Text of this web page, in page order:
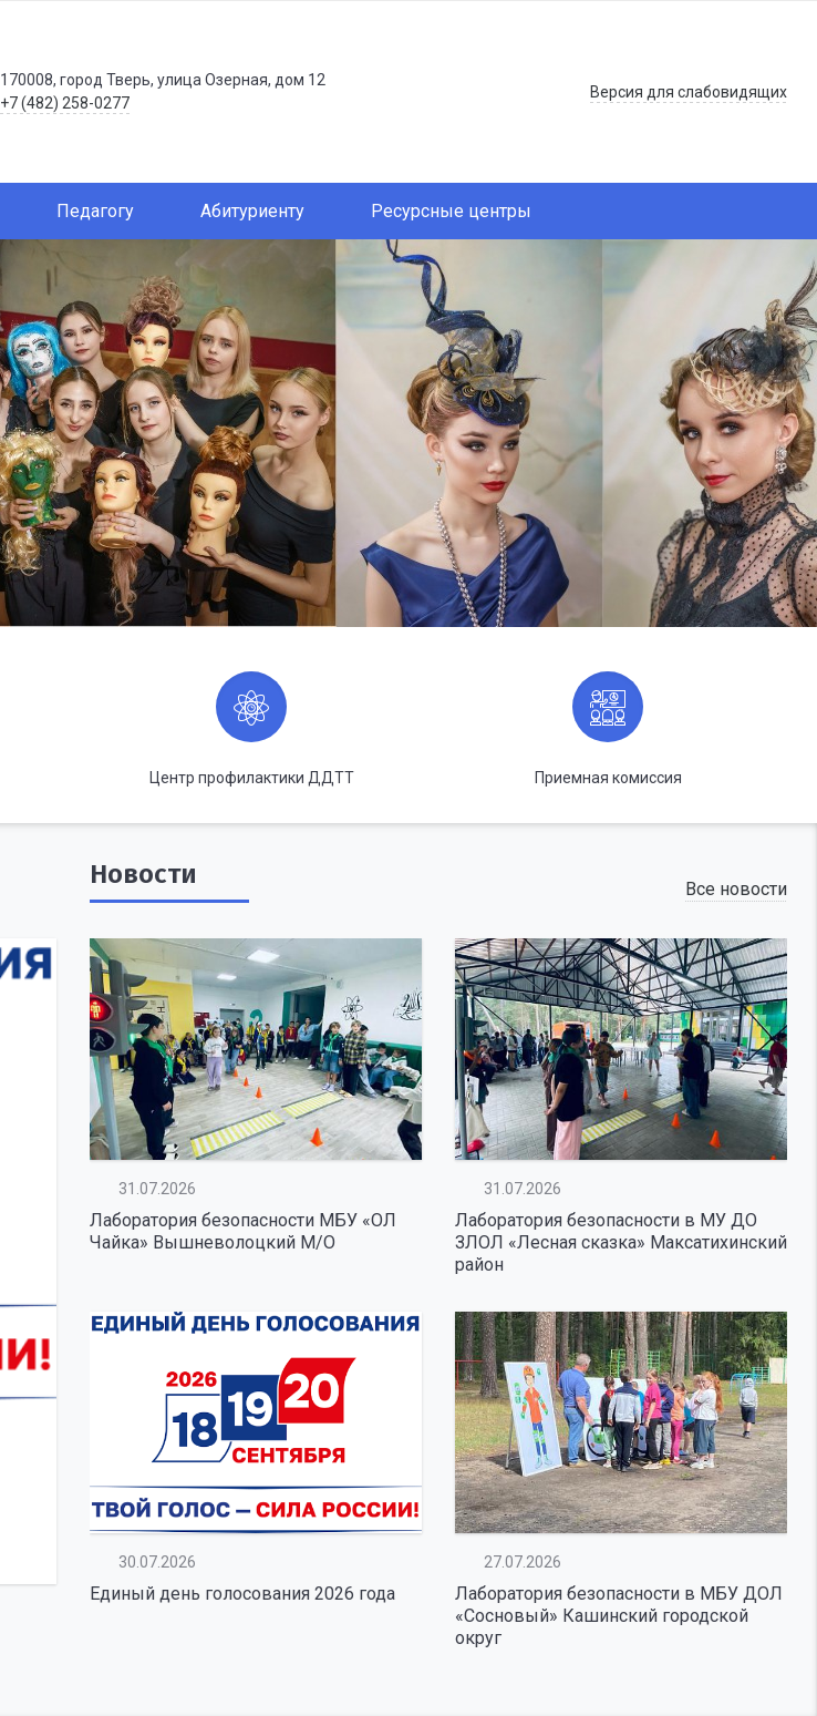
170008, город Тверь, улица Озерная, дом 12
+7 (482) 258-0277
Версия для слабовидящих
Педагогу Абитуриенту Ресурсные центры
Центр профилактики ДДТТ Приемная комиссия
03.10.2024
Психологическая помощь
Новости Все новости
31.07.2026
Лаборатория безопасности МБУ «ОЛ
Чайка» Вышневолоцкий М/О
31.07.2026
Лаборатория безопасности в МУ ДО
ЗЛОЛ «Лесная сказка» Максатихинский
район
30.07.2026
Единый день голосования 2026 года
27.07.2026
Лаборатория безопасности в МБУ ДОЛ
«Сосновый» Кашинский городской
округ